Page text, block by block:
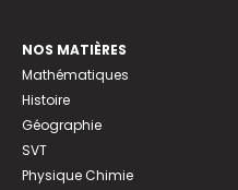
NOS MATIÈRES
Mathématiques
Histoire
Géographie
SVT
Physique Chimie